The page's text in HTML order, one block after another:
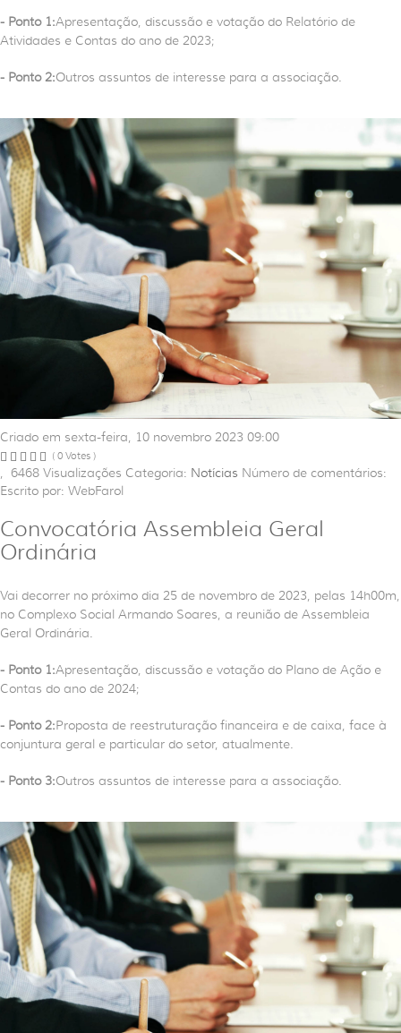
- Ponto 1:Apresentação, discussão e votação do Relatório de
Atividades e Contas do ano de 2023;
- Ponto 2:Outros assuntos de interesse para a associação.
Criado em sexta-feira, 10 novembro 2023 09:00
( 0 Votes )
, 6468 Visualizações Categoria: Notícias Número de comentários:
Escrito por: WebFarol
Convocatória Assembleia Geral
Ordinária
Vai decorrer no próximo dia 25 de novembro de 2023, pelas 14h00m,
no Complexo Social Armando Soares, a reunião de Assembleia
Geral Ordinária.
- Ponto 1:Apresentação, discussão e votação do Plano de Ação e
Contas do ano de 2024;
- Ponto 2:Proposta de reestruturação financeira e de caixa, face à
conjuntura geral e particular do setor, atualmente.
- Ponto 3:Outros assuntos de interesse para a associação.